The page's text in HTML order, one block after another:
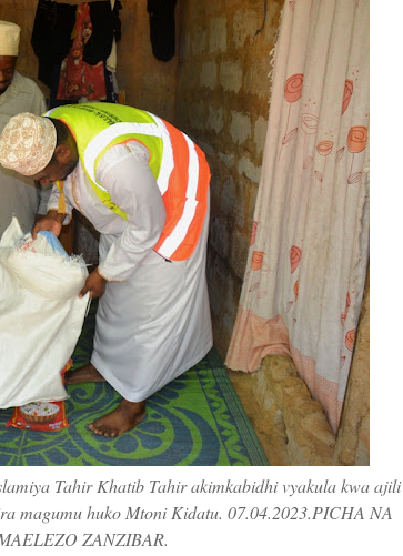
Tahir Khatib Tahir akimkabidhi vyakula kwa ajili
magumu huko Mtoni Kidatu. 07.04.2023.PICHA NA
ZANZIBAR.